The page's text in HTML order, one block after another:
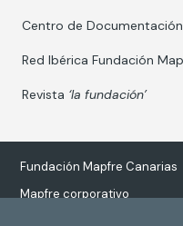
Centro de Documentación
Red Ibérica Fundación
Revista ‘la fundación’
Fundación Mapfre Canarias
Mapfre corporativo